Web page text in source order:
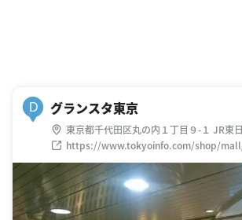
D グランスタ東京
東京都千代田区丸の内１丁目９-１ JR東
1F
https://www.tokyoinfo.com/shop/